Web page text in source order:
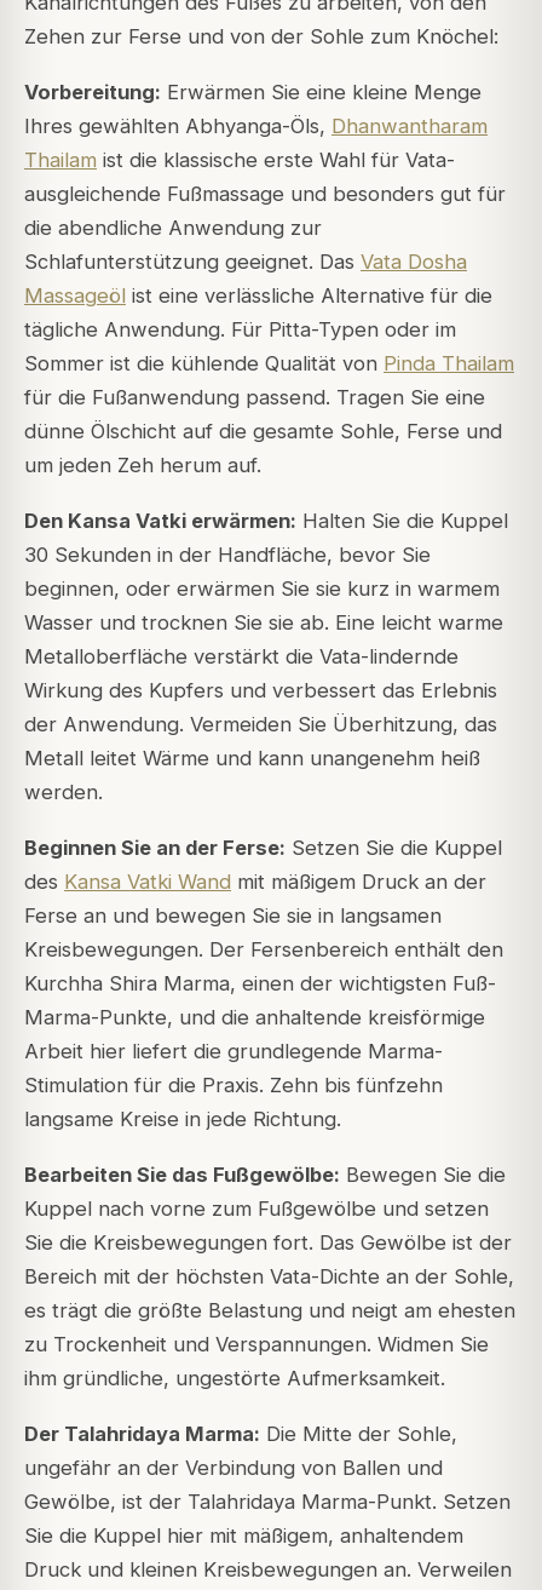
Zehen zur Ferse und von der Sohle zum Knöchel:
Vorbereitung: Erwärmen Sie eine kleine Menge
Ihres gewählten Abhyanga-Öls, Dhanwantharam
Thailam ist die klassische erste Wahl für Vata-
ausgleichende Fußmassage und besonders gut für
die abendliche Anwendung zur
Schlafunterstützung geeignet. Das Vata Dosha
Massageöl ist eine verlässliche Alternative für die
tägliche Anwendung. Für Pitta-Typen oder im
Sommer ist die kühlende Qualität von Pinda Thailam
für die Fußanwendung passend. Tragen Sie eine
dünne Ölschicht auf die gesamte Sohle, Ferse und
um jeden Zeh herum auf.
Den Kansa Vatki erwärmen: Halten Sie die Kuppel
30 Sekunden in der Handfläche, bevor Sie
beginnen, oder erwärmen Sie sie kurz in warmem
Wasser und trocknen Sie sie ab. Eine leicht warme
Metalloberfläche verstärkt die Vata-lindernde
Wirkung des Kupfers und verbessert das Erlebnis
der Anwendung. Vermeiden Sie Überhitzung, das
Metall leitet Wärme und kann unangenehm heiß
werden.
Beginnen Sie an der Ferse: Setzen Sie die Kuppel
des Kansa Vatki Wand mit mäßigem Druck an der
Ferse an und bewegen Sie sie in langsamen
Kreisbewegungen. Der Fersenbereich enthält den
Kurchha Shira Marma, einen der wichtigsten Fuß-
Marma-Punkte, und die anhaltende kreisförmige
Arbeit hier liefert die grundlegende Marma-
Stimulation für die Praxis. Zehn bis fünfzehn
langsame Kreise in jede Richtung.
Bearbeiten Sie das Fußgewölbe: Bewegen Sie die
Kuppel nach vorne zum Fußgewölbe und setzen
Sie die Kreisbewegungen fort. Das Gewölbe ist der
Bereich mit der höchsten Vata-Dichte an der Sohle,
es trägt die größte Belastung und neigt am ehesten
zu Trockenheit und Verspannungen. Widmen Sie
ihm gründliche, ungestörte Aufmerksamkeit.
Der Talahridaya Marma: Die Mitte der Sohle,
ungefähr an der Verbindung von Ballen und
Gewölbe, ist der Talahridaya Marma-Punkt. Setzen
Sie die Kuppel hier mit mäßigem, anhaltendem
Druck und kleinen Kreisbewegungen an. Verweilen